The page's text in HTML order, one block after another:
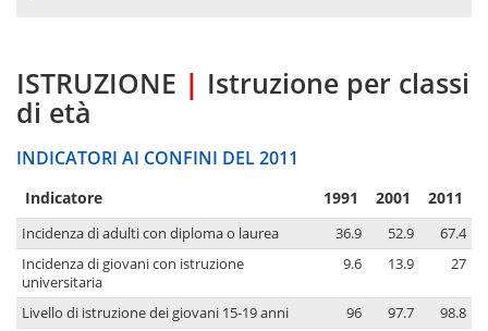
ISTRUZIONE | Istruzione per classi
di età
INDICATORI AI CONFINI DEL 2011
Indicatore 1991 2001 2011
Incidenza di adulti con diploma o laurea 36.9 52.9
67.4
Incidenza di giovani con istruzione
universitaria
9.6 13.9 27
Livello di istruzione dei giovani 15-19 anni 96 97.7
98.8